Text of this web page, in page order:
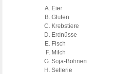
Eier
Gluten
Krebstiere
Erdnüsse
Fisch
Milch
Soja-Bohnen
Sellerie